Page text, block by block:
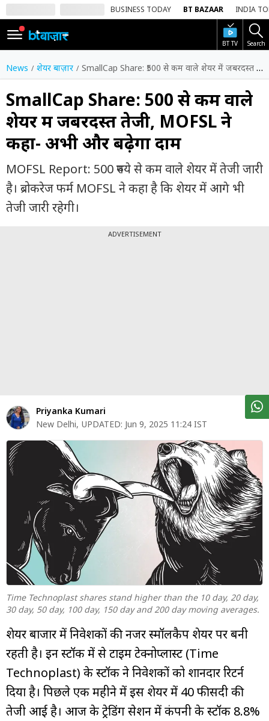
BUSINESS TODAY BT BAZAAR INDIA
BT TV Search
SIGN
IN
Dark
Mode
होम
शेयर
वीडियो
ट्रेंडिंग
शेयर
बिजनेस
न्यूज
वीडियो
म्यूचुअल
फंड
News शेयर बाज़ार SmallCap Share: ₹500 से कम वाले शेयर में जबरदस्त तेजी, MOFSL ने कहा- अभी और बढ़ेगा दाम
SmallCap Share: ₹500 से कम वाले
शेयर में जबरदस्त तेजी, MOFSL ने
कहा- अभी और बढ़ेगा दाम
MOFSL Report: 500 रुपये से कम वाले शेयर में तेजी जारी
है। ब्रोकरेज फर्म MOFSL ने कहा है कि शेयर में आगे भी
तेजी जारी रहेगी।
ADVERTISEMENT
Priyanka Kumari
New Delhi, UPDATED: Jun 9, 2025 11:24 IST
Time Technoplast shares stand higher than the 10 day, 20 day,
30 day, 50 day, 100 day, 150 day and 200 day moving averages.
शेयर बाजार में निवेशकों की नजर स्मॉलकैप शेयर पर बनी
रहती है। इन स्टॉक में से टाइम टेक्नोप्लास्ट (Time
Technoplast) के स्टॉक ने निवेशकों को शानदार रिटर्न
दिया है। पिछले एक महीने में इस शेयर में 40 फीसदी की
तेजी आई है। आज के ट्रेडिंग सेशन में कंपनी के स्टॉक 8.8%